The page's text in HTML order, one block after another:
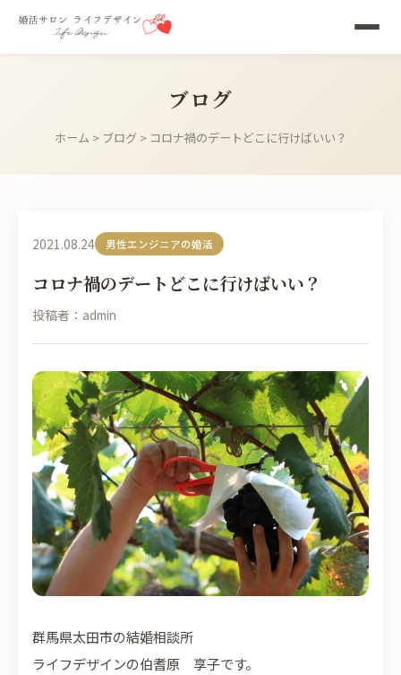
ブログ
ホーム > ブログ> コロナ禍のデートどこに行けばいい？
2021.08.24 男性エンジニアの婚活
コロナ禍のデートどこに行けばいい？
投稿者：admin
群馬県太田市の結婚相談所
ライフデザインの伯耆原 享子です。